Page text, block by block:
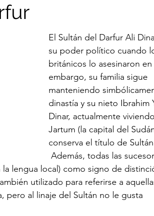
El Sultán del Darfur Ali
su poder político cuando
británicos lo asesinaron en
embargo, su familia sigue
manteniendo
dinastía y su nieto Ibrahim
Dinar, actualmente
Jartum (la capital del
conserva el título de
lengua local) como signo de
utilizado para referirse a
pero al linaje del Sultán no le gusta